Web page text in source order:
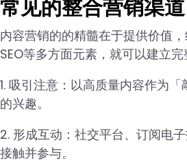
常见的整合营销渠
内容营销的的精髓在于提供价值，
SEO等多方面元素，就可以建立完
1. 吸引注意：以高质量内容作为
的兴趣。
2. 形成互动：社交平台、订阅电
接触并参与。